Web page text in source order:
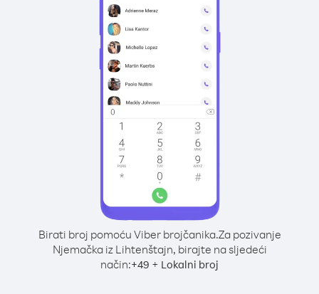
Birati broj pomoću Viber brojčanika.Za pozivanje
Njemačka iz Lihtenštajn, birajte na sljedeći
način:+49 + Lokalni broj